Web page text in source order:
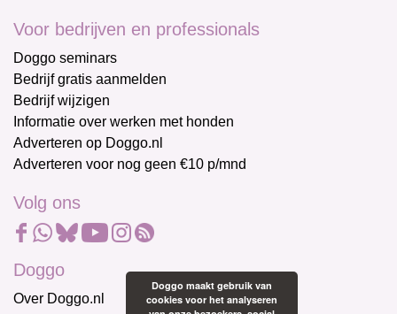
Voor bedrijven en professionals
Doggo seminars
Bedrijf gratis aanmelden
Bedrijf wijzigen
Informatie over werken met honden
Adverteren op Doggo.nl
Adverteren voor nog geen €10 p/mnd
Volg ons
Doggo
Over Doggo.nl
Doggo maakt gebruik van
cookies voor het analyseren